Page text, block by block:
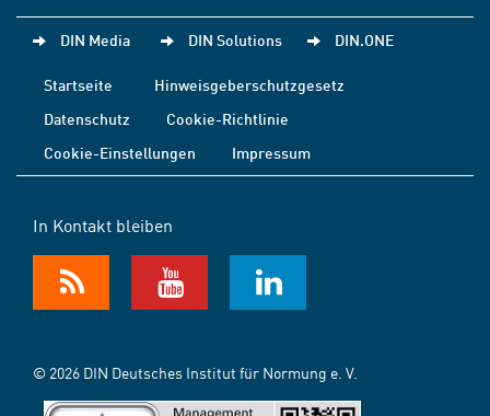
DIN Media DIN Solutions DIN.ONE
Startseite
Hinweisgeberschutzgesetz
Datenschutz
Cookie-Richtlinie
Cookie-Einstellungen
Impressum
In Kontakt bleiben
© 2026 DIN Deutsches Institut für Normung e. V.